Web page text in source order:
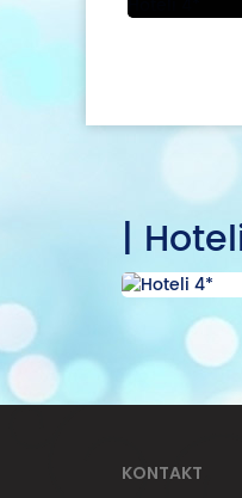
|
KONTAKT